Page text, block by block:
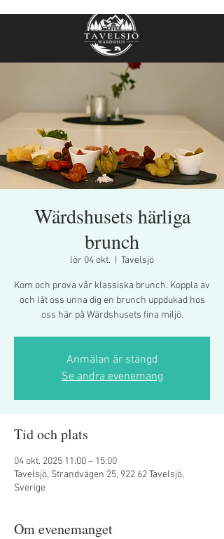
Wärdshusets härliga
brunch
lör 04 okt. Tavelsjö
Kom och prova vår klassiska brunch. Koppla av
och låt oss unna dig en brunch uppdukad hos
oss här på Wärdshusets fina miljö.
Anmälan är stängd
Se andra evenemang
Tid och plats
04 okt. 2025 11:00 – 15:00
Tavelsjö, Strandvägen 25, 922 62 Tavelsjö,
Sverige
Om evenemanget